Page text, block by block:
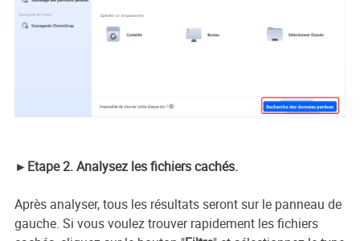
►Etape 2. Analysez les fichiers cachés.
Après analyser, tous les résultats seront sur le panneau de
gauche. Si vous voulez trouver rapidement les fichiers